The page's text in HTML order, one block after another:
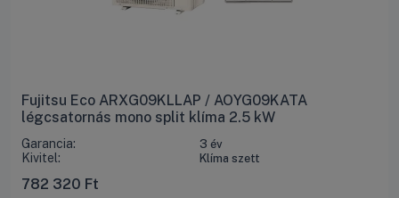
Fujitsu Eco ARXG09KLLAP / AOYG09KATA
légcsatornás mono split klíma 2.5 kW
Garancia: 3 év
Kivitel: Klíma szett
782 320 Ft